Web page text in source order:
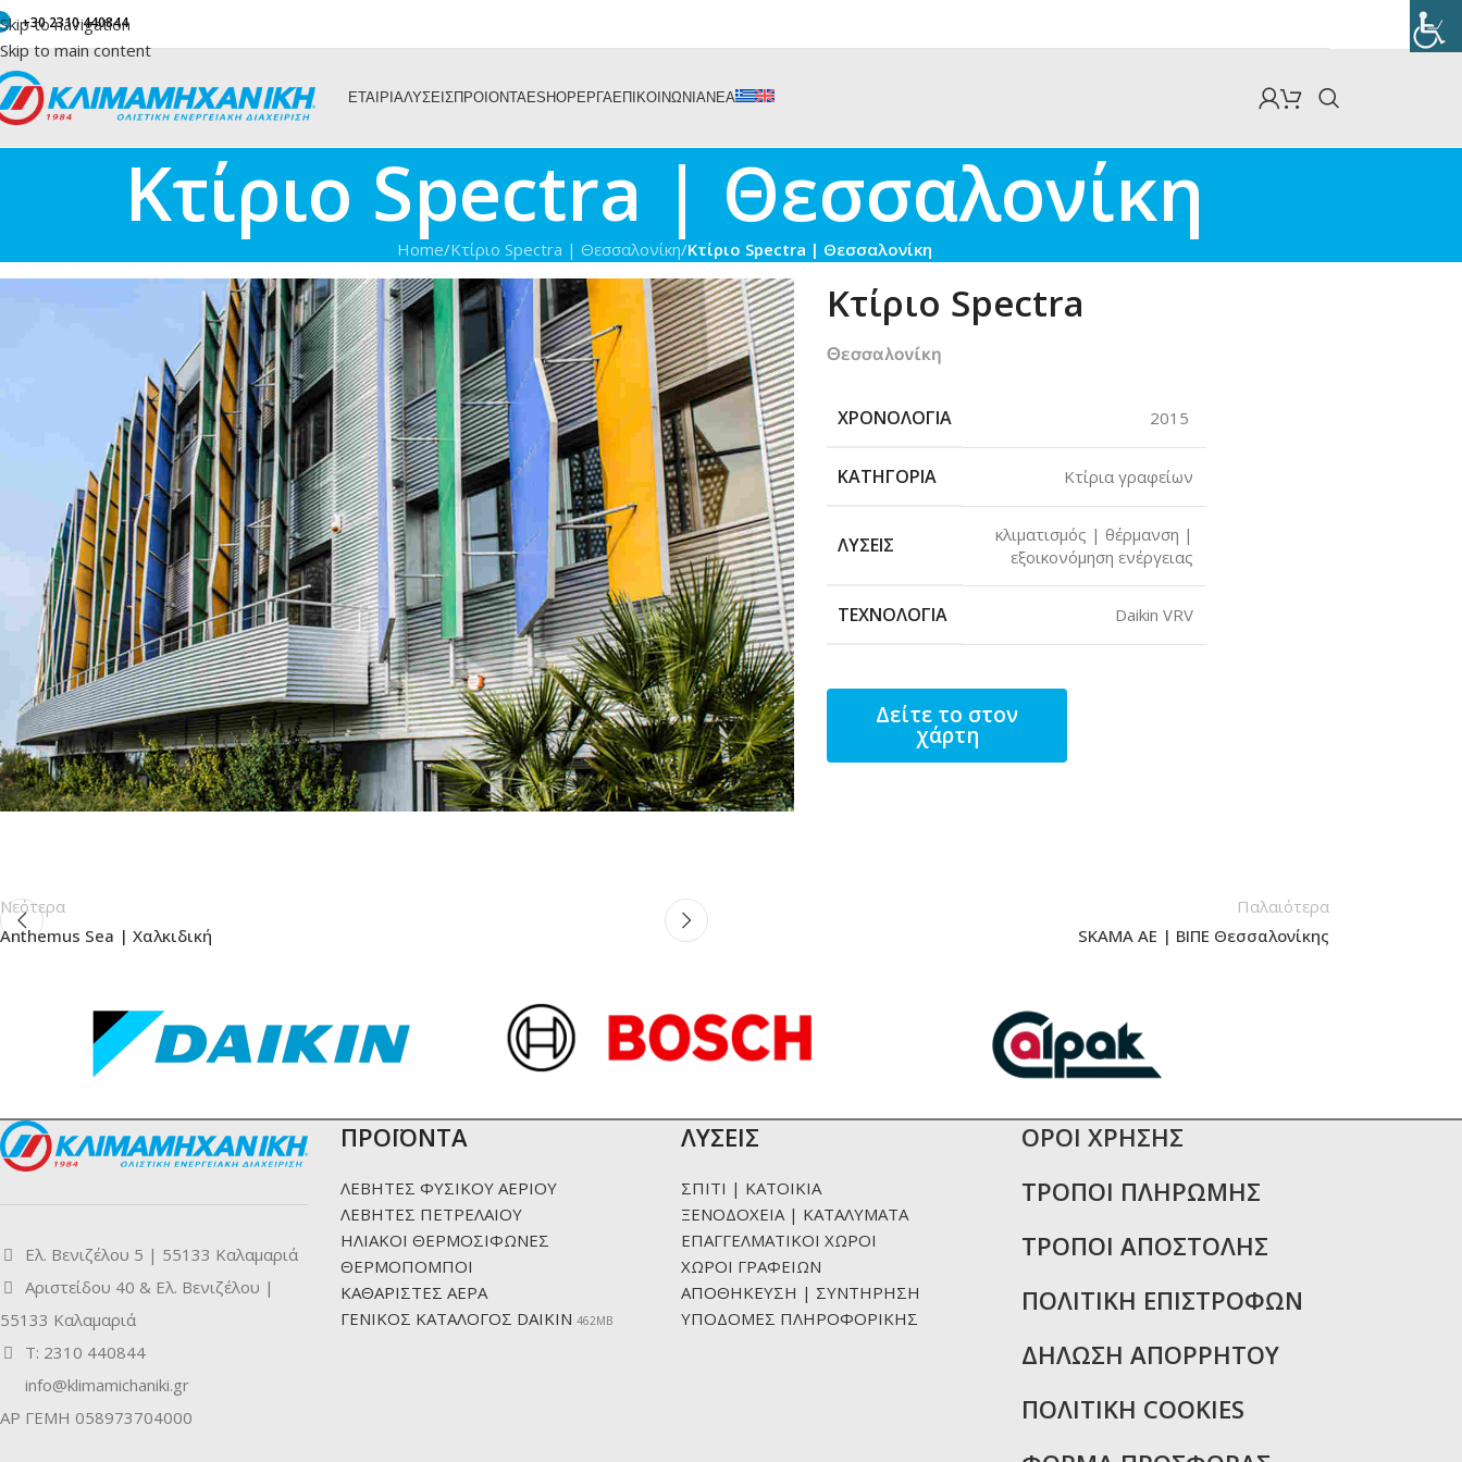
Skip to navigation
Skip to main content
+30 2310 440844
ΕΤΑΙΡΙΑΛΥΣΕΙΣΠΡΟΙΟΝΤΑESHOP ΕΡΓΑΕΠΙΚΟΙΝΩΝΙΑΝΕΑ
Kτίριο Spectra | Θεσσαλονίκη
Home/Kτίριο Spectra | Θεσσαλονίκη/Kτίριο Spectra | Θεσσαλονίκη
Kτίριο Spectra
Θεσσαλονίκη
ΧΡΟΝΟΛΟΓΊΑ 2015
ΚΑΤΗΓΟΡΊΑ Kτίρια γραφείων
ΛΎΣΕΙΣ
κλιματισμός | θέρμανση |
εξοικονόμηση ενέργειας
ΤΕΧΝΟΛΟΓΊΑ Daikin VRV
Δείτε το στον
χάρτη
Νεότερα
Anthemus Sea | Χαλκιδική
Παλαιότερα
SKAMA AE | ΒΙΠΕ Θεσσαλονίκης
Ελ. Βενιζέλου 5 | 55133 Καλαμαριά
Αριστείδου 40 & Ελ. Βενιζέλου |
55133 Καλαμαριά
Τ: 2310 440844
info@klimamichaniki.gr
ΑΡ ΓΕΜΗ 058973704000
ΠΡΟΪΟΝΤΑ
ΛΕΒΗΤΕΣ ΦΥΣΙΚΟΥ ΑΕΡΙΟΥ
ΛΕΒΗΤΕΣ ΠΕΤΡΕΛΑΙΟΥ
ΗΛΙΑΚΟΙ ΘΕΡΜΟΣΙΦΩΝΕΣ
ΘΕΡΜΟΠΟΜΠΟΙ
ΚΑΘΑΡΙΣΤΕΣ ΑΕΡΑ
ΓΕΝΙΚΟΣ ΚΑΤΑΛΟΓΟΣ DAIKIN 462ΜΒ
ΛΥΣΕΙΣ
ΣΠΙΤΙ | ΚΑΤΟΙΚΙΑ
ΞΕΝΟΔΟΧΕΙΑ | ΚΑΤΑΛΥΜΑΤΑ
ΕΠΑΓΓΕΛΜΑΤΙΚΟΙ ΧΩΡΟΙ
ΧΩΡΟΙ ΓΡΑΦΕΙΩΝ
ΑΠΟΘΗΚΕΥΣΗ | ΣΥΝΤΗΡΗΣΗ
ΥΠΟΔΟΜΕΣ ΠΛΗΡΟΦΟΡΙΚΗΣ
ΟΡΟΙ ΧΡΗΣΗΣ
ΤΡΟΠΟΙ ΠΛΗΡΩΜΗΣ
ΤΡΟΠΟΙ ΑΠΟΣΤΟΛΗΣ
ΠΟΛΙΤΙΚΗ ΕΠΙΣΤΡΟΦΩΝ
ΔΗΛΩΣΗ ΑΠΟΡΡΗΤΟΥ
ΠΟΛΙΤΙΚΗ COOKIES